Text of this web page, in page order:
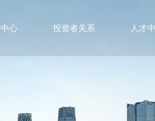
心 投资者关系 人才